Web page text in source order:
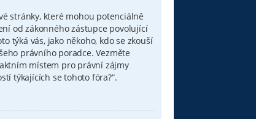
stránky, které mohou potenciálně
od zákonného zástupce povolující
týká vás, jako někoho, kdo se zkouší
právního poradce. Vezměte
místem pro právní zájmy
týkajících se tohoto fóra?“.